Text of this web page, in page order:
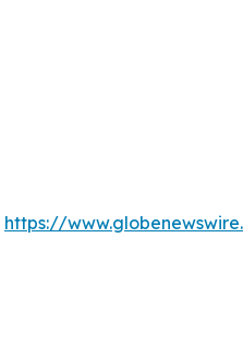
https://